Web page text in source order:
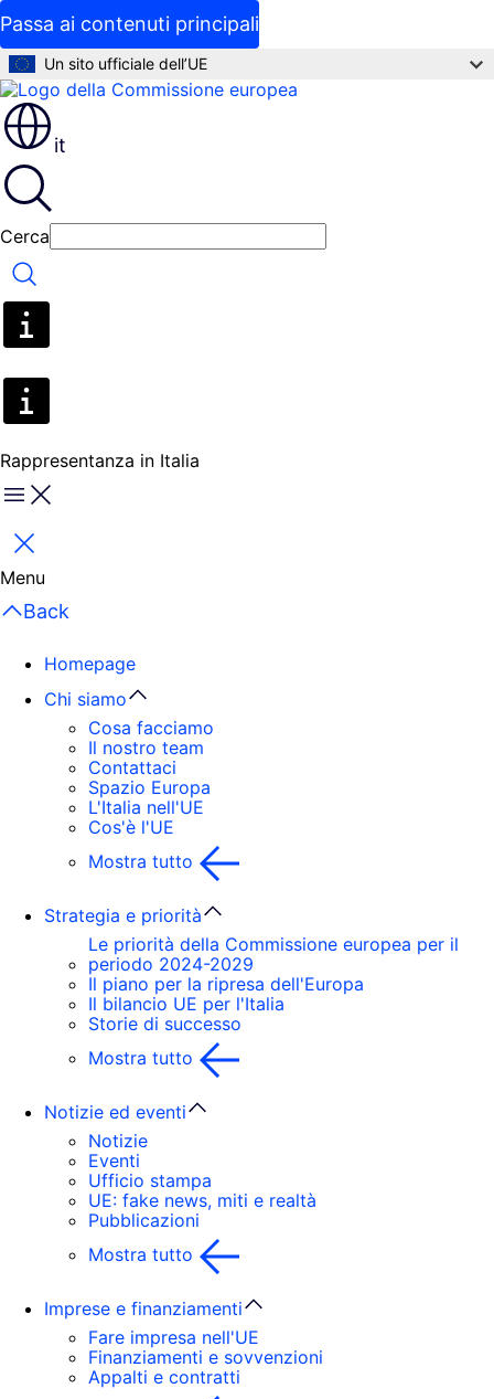
Passa ai contenuti principali
Un sito ufficiale dell’UE
it
Cerca
Cerca
Rappresentanza in Italia
Menu
Chiudi
Menu
Back
Homepage
Chi siamo
Cosa facciamo
Il nostro team
Contattaci
Spazio Europa
L'Italia nell'UE
Cos'è l'UE
Mostra tutto
Strategia e priorità
Le priorità della Commissione europea per il
periodo 2024-2029
Il piano per la ripresa dell'Europa
Il bilancio UE per l'Italia
Storie di successo
Mostra tutto
Notizie ed eventi
Notizie
Eventi
Ufficio stampa
UE: fake news, miti e realtà
Pubblicazioni
Mostra tutto
Imprese e finanziamenti
Fare impresa nell'UE
Finanziamenti e sovvenzioni
Appalti e contratti